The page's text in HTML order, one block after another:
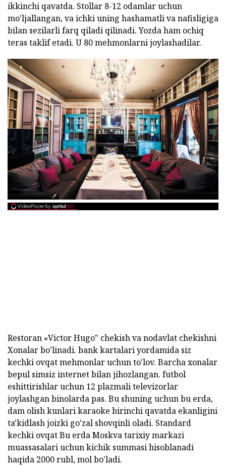
ikkinchi qavatda. Stollar 8-12 odamlar uchun
mo'ljallangan, va ichki uning hashamatli va nafisligiga
bilan sezilarli farq qiladi qilinadi. Yozda ham ochiq
teras taklif etadi. U 80 mehmonlarni joylashadilar.
Restoran «Victor Hugo" chekish va nodavlat chekishni
Xonalar bo'linadi. bank kartalari yordamida siz
kechki ovqat mehmonlar uchun to'lov. Barcha xonalar
bepul simsiz internet bilan jihozlangan. futbol
eshittirishlar uchun 12 plazmali televizorlar
joylashgan binolarda pas. Bu shuning uchun bu erda,
dam olish kunlari karaoke birinchi qavatda ekanligini
ta'kidlash joizki go'zal shovqinli oladi. Standard
kechki ovqat Bu erda Moskva tarixiy markazi
muassasalari uchun kichik summasi hisoblanadi
haqida 2000 rubl, mol bo'ladi.